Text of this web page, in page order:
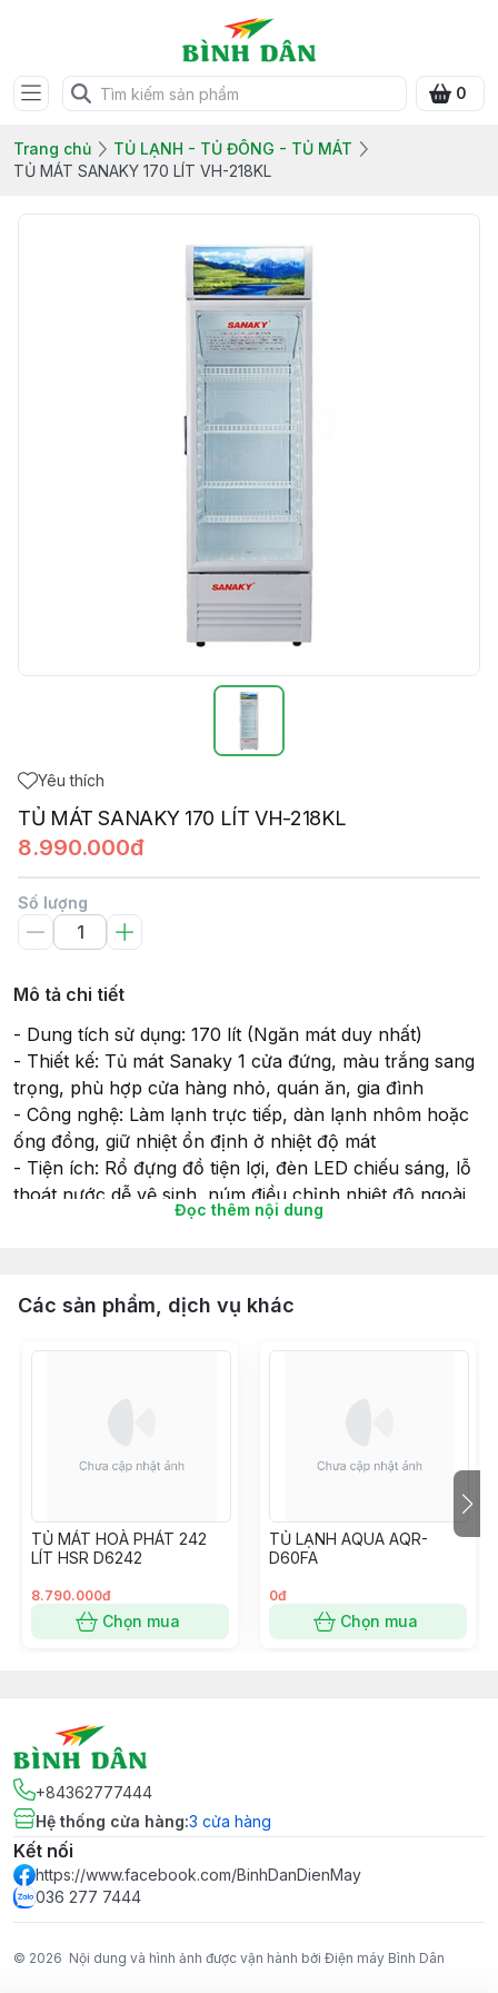
0
Trang chủ
TỦ LẠNH - TỦ ĐÔNG - TỦ MÁT
TỦ MÁT SANAKY 170 LÍT VH-218KL
Yêu thích
TỦ MÁT SANAKY 170 LÍT VH-218KL
8.990.000đ
Số lượng
Mô tả chi tiết
- Dung tích sử dụng: 170 lít (Ngăn mát duy nhất)
- Thiết kế: Tủ mát Sanaky 1 cửa đứng, màu trắng sang
trọng, phù hợp cửa hàng nhỏ, quán ăn, gia đình
- Công nghệ: Làm lạnh trực tiếp, dàn lạnh nhôm hoặc
ống đồng, giữ nhiệt ổn định ở nhiệt độ mát
- Tiện ích: Rổ đựng đồ tiện lợi, đèn LED chiếu sáng, lỗ
thoát nước dễ vệ sinh, núm điều chỉnh nhiệt độ ngoài
- Mức tiêu thụ điện năng: Khoảng 1.0 – 1.3 kWh/ngày
- Trọng lượng: Khoảng 38 kg
Đọc thêm nội dung
Các sản phẩm, dịch vụ khác
TỦ MÁT HOÀ PHÁT 242
LÍT HSR D6242
8.790.000đ
Chọn mua
TỦ LẠNH AQUA AQR-
D60FA
0đ
Chọn mua
+84362777444
Hệ thống cửa hàng:3 cửa hàng
Kết nối
https://www.facebook.com/BinhDanDienMay
036 277 7444
© 2026 Nội dung và hình ảnh được vận hành bởi Điện máy Bình Dân